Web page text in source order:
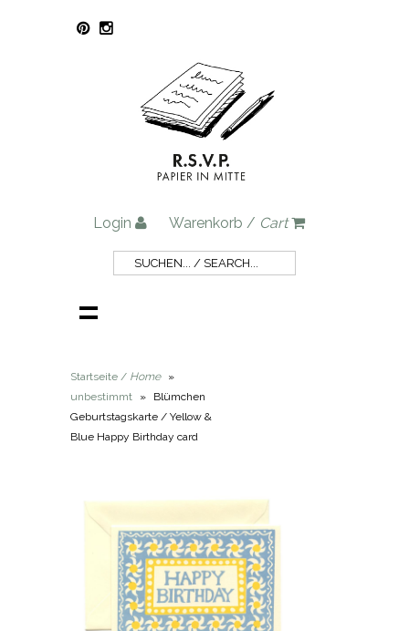
Login Warenkorb / Cart
Startseite / Home
»
unbestimmt
»
Blümchen
Geburtstagskarte / Yellow &
Blue Happy Birthday card